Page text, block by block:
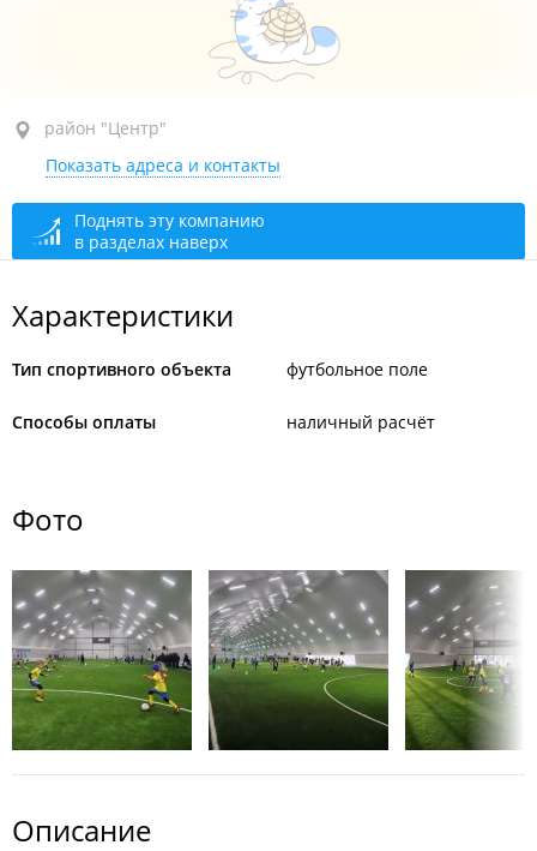
район "Центр", ул. Адмирала Фокина, 1 стр. 7
рядом с СК "Динамо"
закрыто, откроется через 18 мин.
район "Центр"
Показать адреса и контакты
Поднять эту компанию
в разделах наверх
Характеристики
Тип спортивного объекта футбольное поле
Способы оплаты наличный расчёт
Фото
Описание